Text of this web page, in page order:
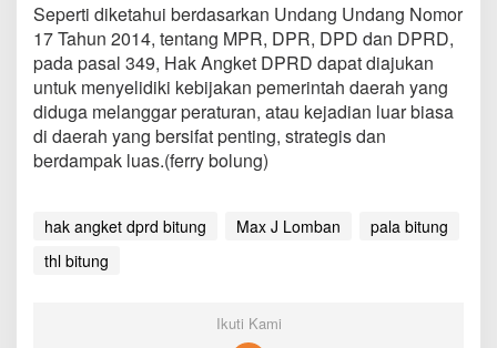
g
Seperti diketahui berdasarkan Undang Undang Nomor
17 Tahun 2014, tentang MPR, DPR, DPD dan DPRD,
pada pasal 349, Hak Angket DPRD dapat diajukan
untuk menyelidiki kebijakan pemerintah daerah yang
diduga melanggar peraturan, atau kejadian luar biasa
di daerah yang bersifat penting, strategis dan
berdampak luas.(ferry bolung)
hak angket dprd bitung Max J Lomban
pala bitung
thl bitung
Ikuti Kami